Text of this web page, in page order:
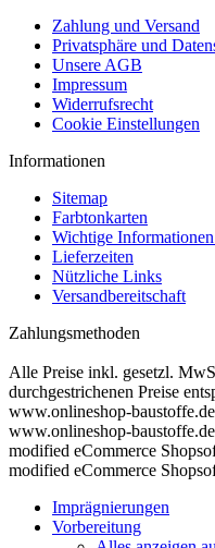
Zahlung und Versand
Privatsphäre und
Unsere AGB
Impressum
Widerrufsrecht
Cookie Einstellungen
Informationen
Sitemap
Farbtonkarten
Wichtige
Lieferzeiten
Nützliche Links
Versandbereitschaft
Zahlungsmethoden
Alle Preise inkl. gesetzl.
durchgestrichenen Preise
www.onlineshop-
www.onlineshop-
modified eCommerce
modified eCommerce
Imprägnierungen
Vorbereitung